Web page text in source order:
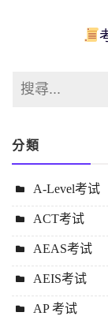
分類
A-Level考试
ACT考试
AEAS考试
AEIS考试
AP 考试